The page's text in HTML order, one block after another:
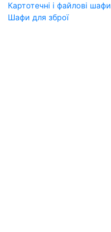
Картотечні і файлові шафи
Шафи для зброї